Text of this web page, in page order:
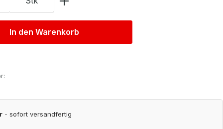
In den Warenkorb
- sofort versandfertig